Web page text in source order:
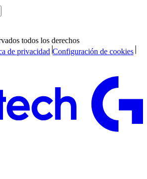
todos los derechos
de privacidad Configuración de cookies